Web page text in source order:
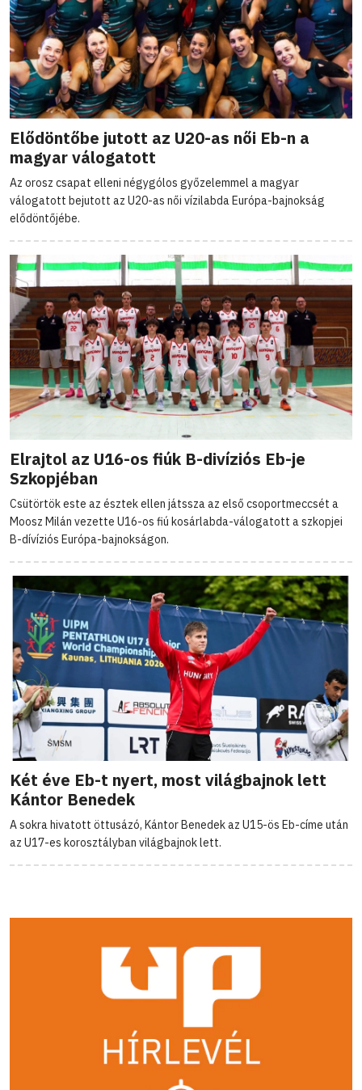
Elődöntőbe jutott az U20-as női Eb-n a
magyar válogatott
Az orosz csapat elleni négygólos győzelemmel a magyar
válogatott bejutott az U20-as női vízilabda Európa-bajnokság
elődöntőjébe.
Elrajtol az U16-os fiúk B-divíziós Eb-je
Szkopjéban
Csütörtök este az észtek ellen játssza az első csoportmeccsét a
Moosz Milán vezette U16-os fiú kosárlabda-válogatott a szkopjei
B-dívíziós Európa-bajnokságon.
Két éve Eb-t nyert, most világbajnok lett
Kántor Benedek
A sokra hivatott öttusázó, Kántor Benedek az U15-ös Eb-címe után
az U17-es korosztályban világbajnok lett.